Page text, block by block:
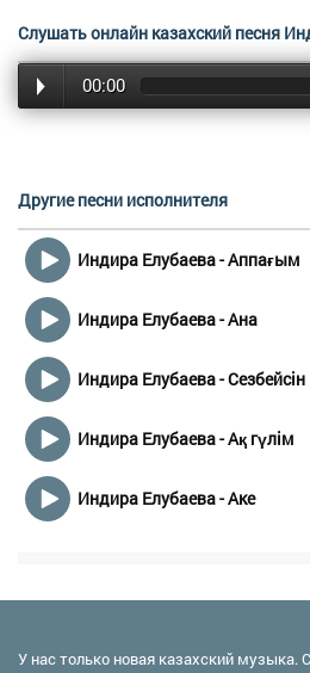
Слушать онлайн казахский песня
екенмін 00:00
Другие песни исполнителя
Индира Елубаева - Аппағым
Индира Елубаева - Ана
Индира Елубаева - Сезбейсін
Индира Елубаева - Ақ гүлім
Индира Елубаева - Аке
У нас только новая казахский музыка.